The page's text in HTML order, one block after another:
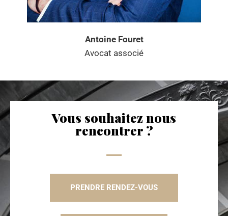
Antoine Fouret
Avocat associé
Vous souhaitez nous
rencontrer ?
PRENDRE RENDEZ-VOUS